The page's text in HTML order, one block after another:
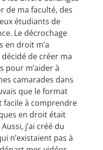
de ma faculté, des
étudiants de
Le décrochage
en droit m’a
de créer ma
pour m’aider à
camarades dans
que le format
facile à comprendre
en droit était
j’ai créé du
n’existaient pas à